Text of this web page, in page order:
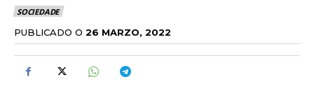
SOCIEDADE
PUBLICADO O 26 MARZO, 2022